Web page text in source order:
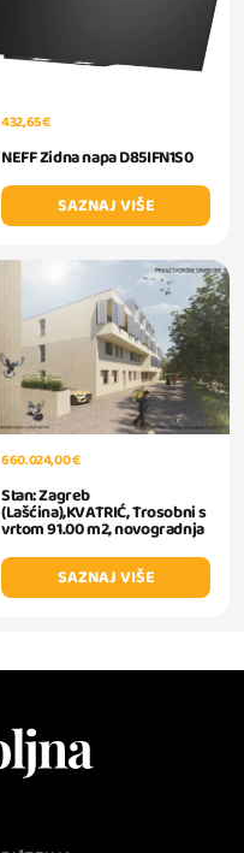
432,65 €
NEFF Zidna napa D85IFN1S0
SAZNAJ VIŠE
660.024,00 €
Stan: Zagreb
(Lašćina),KVATRIĆ, Trosobni s
vrtom 91.00 m2, novogradnja
SAZNAJ VIŠE